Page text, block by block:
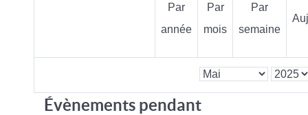
Par
année
Par
mois
Par
semaine
Évènements pendant